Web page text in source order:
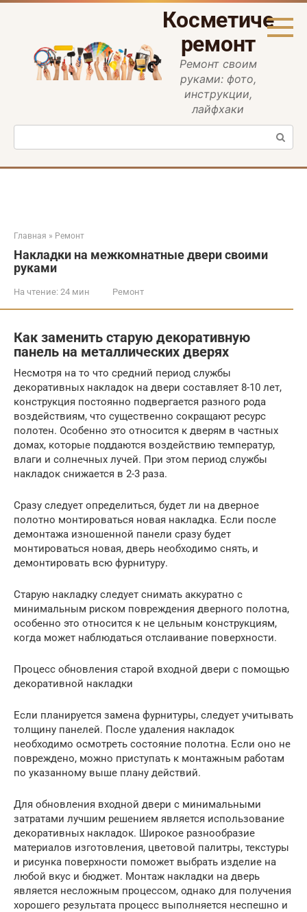
Перейти
ремонт
Ремонт своим
руками: фото,
инструкции,
лайфхаки
Поиск:
Главная » Ремонт
Накладки на межкомнатные двери своими
руками
На чтение: 24 мин Ремонт
Как заменить старую декоративную
панель на металлических дверях
Несмотря на то что средний период службы
декоративных накладок на двери составляет 8-10 лет,
конструкция постоянно подвергается разного рода
воздействиям, что существенно сокращают ресурс
полотен. Особенно это относится к дверям в частных
домах, которые поддаются воздействию температур,
влаги и солнечных лучей. При этом период службы
накладок снижается в 2-3 раза.
Сразу следует определиться, будет ли на дверное
полотно монтироваться новая накладка. Если после
демонтажа изношенной панели сразу будет
монтироваться новая, дверь необходимо снять, и
демонтировать всю фурнитуру.
Старую накладку следует снимать аккуратно с
минимальным риском повреждения дверного полотна,
особенно это относится к не цельным конструкциям,
когда может наблюдаться отслаивание поверхности.
Процесс обновления старой входной двери с помощью
декоративной накладки
Если планируется замена фурнитуры, следует учитывать
толщину панелей. После удаления накладок
необходимо осмотреть состояние полотна. Если оно не
повреждено, можно приступать к монтажным работам
по указанному выше плану действий.
Для обновления входной двери с минимальными
затратами лучшим решением является использование
декоративных накладок. Широкое разнообразие
материалов изготовления, цветовой палитры, текстуры
и рисунка поверхности поможет выбрать изделие на
любой вкус и бюджет. Монтаж накладки на дверь
является несложным процессом, однако для получения
хорошего результата процесс выполняется неспешно и